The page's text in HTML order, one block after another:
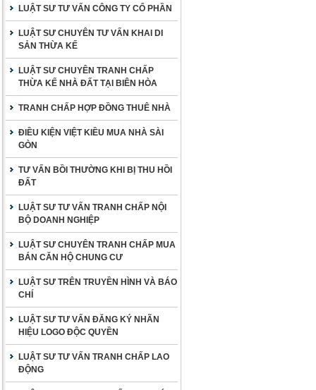
LUẬT SƯ TƯ VẤN CÔNG TY CỔ PHẦN
LUẬT SƯ CHUYÊN TƯ VẤN KHAI DI
SẢN THỪA KẾ
LUẬT SƯ CHUYÊN TRANH CHẤP
THỪA KẾ NHÀ ĐẤT TẠI BIÊN HÒA
TRANH CHẤP HỢP ĐỒNG THUÊ NHÀ
ĐIỀU KIỆN VIỆT KIỀU MUA NHÀ SÀI
GÒN
TƯ VẤN BỒI THƯỜNG KHI BỊ THU HỒI
ĐẤT
LUẬT SƯ TƯ VẤN TRANH CHẤP NỘI
BỘ DOANH NGHIỆP
LUẬT SƯ CHUYÊN TRANH CHẤP MUA
BÁN CĂN HỘ CHUNG CƯ
LUẬT SƯ TRÊN TRUYỀN HÌNH VÀ BÁO
CHÍ
LUẬT SƯ TƯ VẤN ĐĂNG KÝ NHÃN
HIỆU LOGO ĐỘC QUYỀN
LUẬT SƯ TƯ VẤN TRANH CHẤP LAO
ĐỘNG